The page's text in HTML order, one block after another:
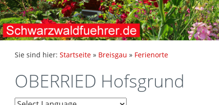
Sie sind hier: Startseite » Breisgau » Ferienorte
OBERRIED Hofsgrund